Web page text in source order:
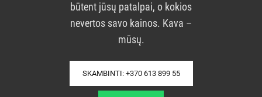
būtent jūsų patalpai, o kokios
nevertos savo kainos. Kava –
mūsų.
SKAMBINTI: +370 613 899 55